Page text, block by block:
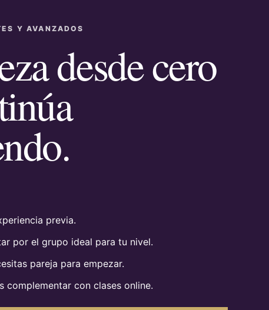
Y AVANZADOS
desde cero
previa.
por el grupo ideal para tu nivel.
pareja para empezar.
complementar con clases online.